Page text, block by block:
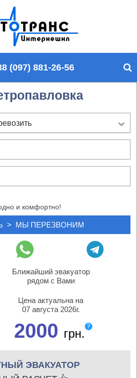
п
й
у
(097) 881-26-56
и комфортно!
Ближайший эвакуатор
рядом с Вами
Цена актуальна на
07 августа 2026г.
2000 грн.
?
ЭВАКУАТОР